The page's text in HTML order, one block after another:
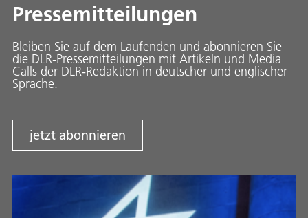
Pressemitteilungen
Bleiben Sie auf dem Laufenden und abonnieren Sie
die DLR-Pressemitteilungen mit Artikeln und Media
Calls der DLR-Redaktion in deutscher und englischer
Sprache.
jetzt abonnieren